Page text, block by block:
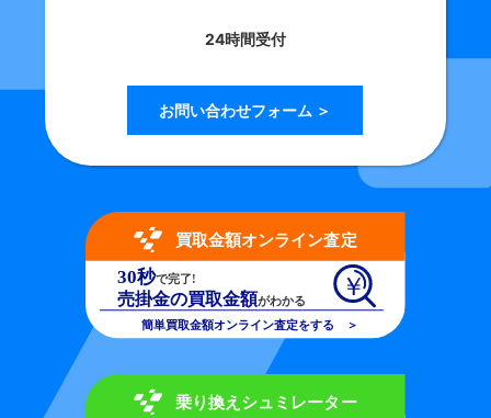
24時間受付
お問い合わせフォーム ＞